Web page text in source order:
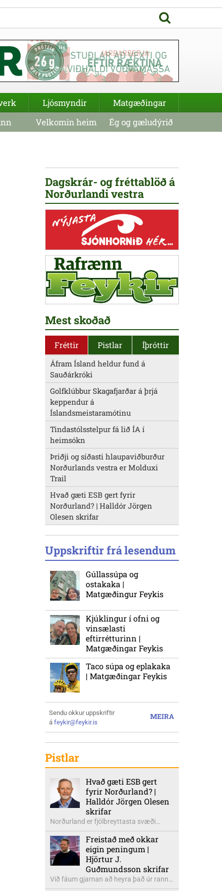
Dagskrár- og fréttablöð á
Norðurlandi vestra
Mest skoðað
Fréttir Pistlar Íþróttir
Áfram Ísland heldur fund á
Sauðárkróki
Golfklúbbur Skagafjarðar á þrjá
keppendur á
Íslandsmeistaramótinu
Tindastólsstelpur fá lið ÍA í
heimsókn
Þriðji og síðasti hlaupaviðburður
Norðurlands vestra er Molduxi
Trail
Hvað gæti ESB gert fyrir
Norðurland? | Halldór Jörgen
Olesen skrifar
Uppskriftir frá lesendum
Gúllassúpa og
ostakaka |
Matgæðingur Feykis
Kjúklingur í ofni og
vinsælasti
eftirrétturinn |
Matgæðingar Feykis
Taco súpa og eplakaka
| Matgæðingar Feykis
MEIRA
Sendu okkur uppskriftir
á feykir@feykir.is
Pistlar
Hvað gæti ESB gert
fyrir Norðurland? |
Halldór Jörgen Olesen
skrifar
Norðurland er fjölbreyttasta svæði
landsins utan höfuðborgarsvæðisins.
Akureyri er öflug menningar- og
þjónustumiðstöð. Eyjafjörður og
Skagafjörður eru meðal bestu
landbúnaðarsvæða landsins. Dalvík,
Siglufjörður og Húsavík byggja á
Freistað með okkar
eigin peningum |
Hjörtur J.
Guðmundsson skrifar
Við fáum gjarnan að heyra það úr ranni
Evrópusambandssinna að með því að
Ljósmyndir
Matgæðingar
Velkomin heim Ég og gæludýrið